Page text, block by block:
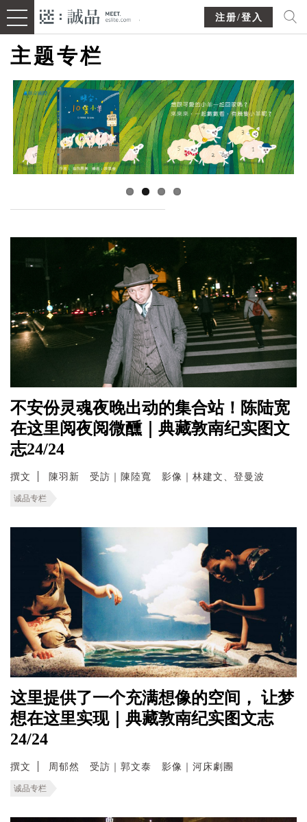
注册/登入
主题专栏
不安份灵魂夜晚出动的集合站！陈陆宽
在这里阅夜阅微醺｜典藏敦南纪实图文
志24/24
撰文 陳羽新 受訪｜陳陸寬 影像｜林建文、登曼波
诚品专栏
这里提供了一个充满想像的空间， 让梦
想在这里实现｜典藏敦南纪实图文志
24/24
撰文 周郁然 受訪｜郭文泰 影像｜河床劇團
诚品专栏